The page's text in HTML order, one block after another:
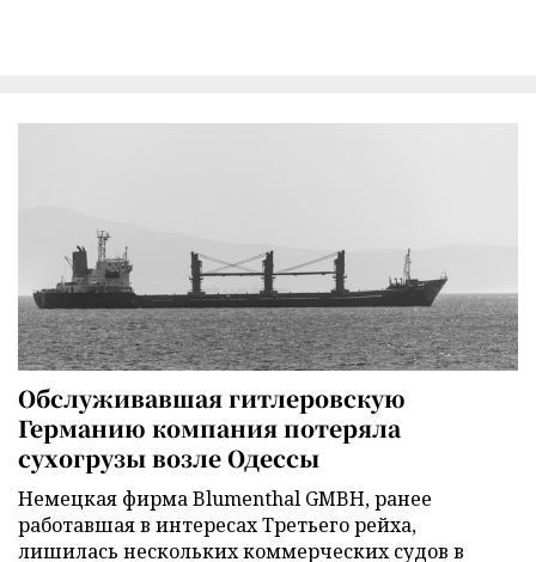
Обслуживавшая гитлеровскую
Германию компания потеряла
сухогрузы возле Одессы
Немецкая фирма Blumenthal GMBH, ранее
работавшая в интересах Третьего рейха,
лишилась нескольких коммерческих судов в